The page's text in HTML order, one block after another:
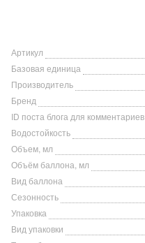
Артикул
Базовая единица
Производитель
Бренд
ID поста блога для комментариев
Водостойкость
Объем, мл
Объём баллона, мл
Вид баллона
Сезонность
Упаковка
Вид упаковки